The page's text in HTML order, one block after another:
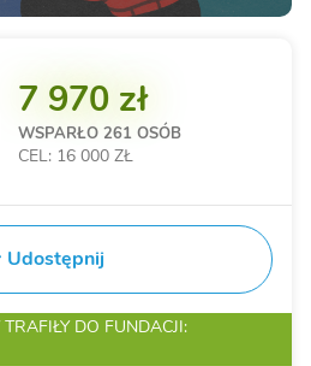
7 970 zł
WSPARŁO 261 OSÓB
CEL: 16 000 ZŁ
Udostępnij
DO FUNDACJI: